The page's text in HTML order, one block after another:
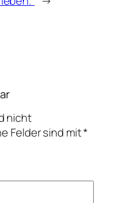
nicht
Felder sind mit*